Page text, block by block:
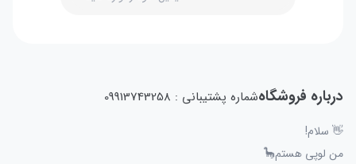
درباره فروشگاهشماره پشتیبانی : 09913743258
👋 سلام!
من لوپی هستم🦕